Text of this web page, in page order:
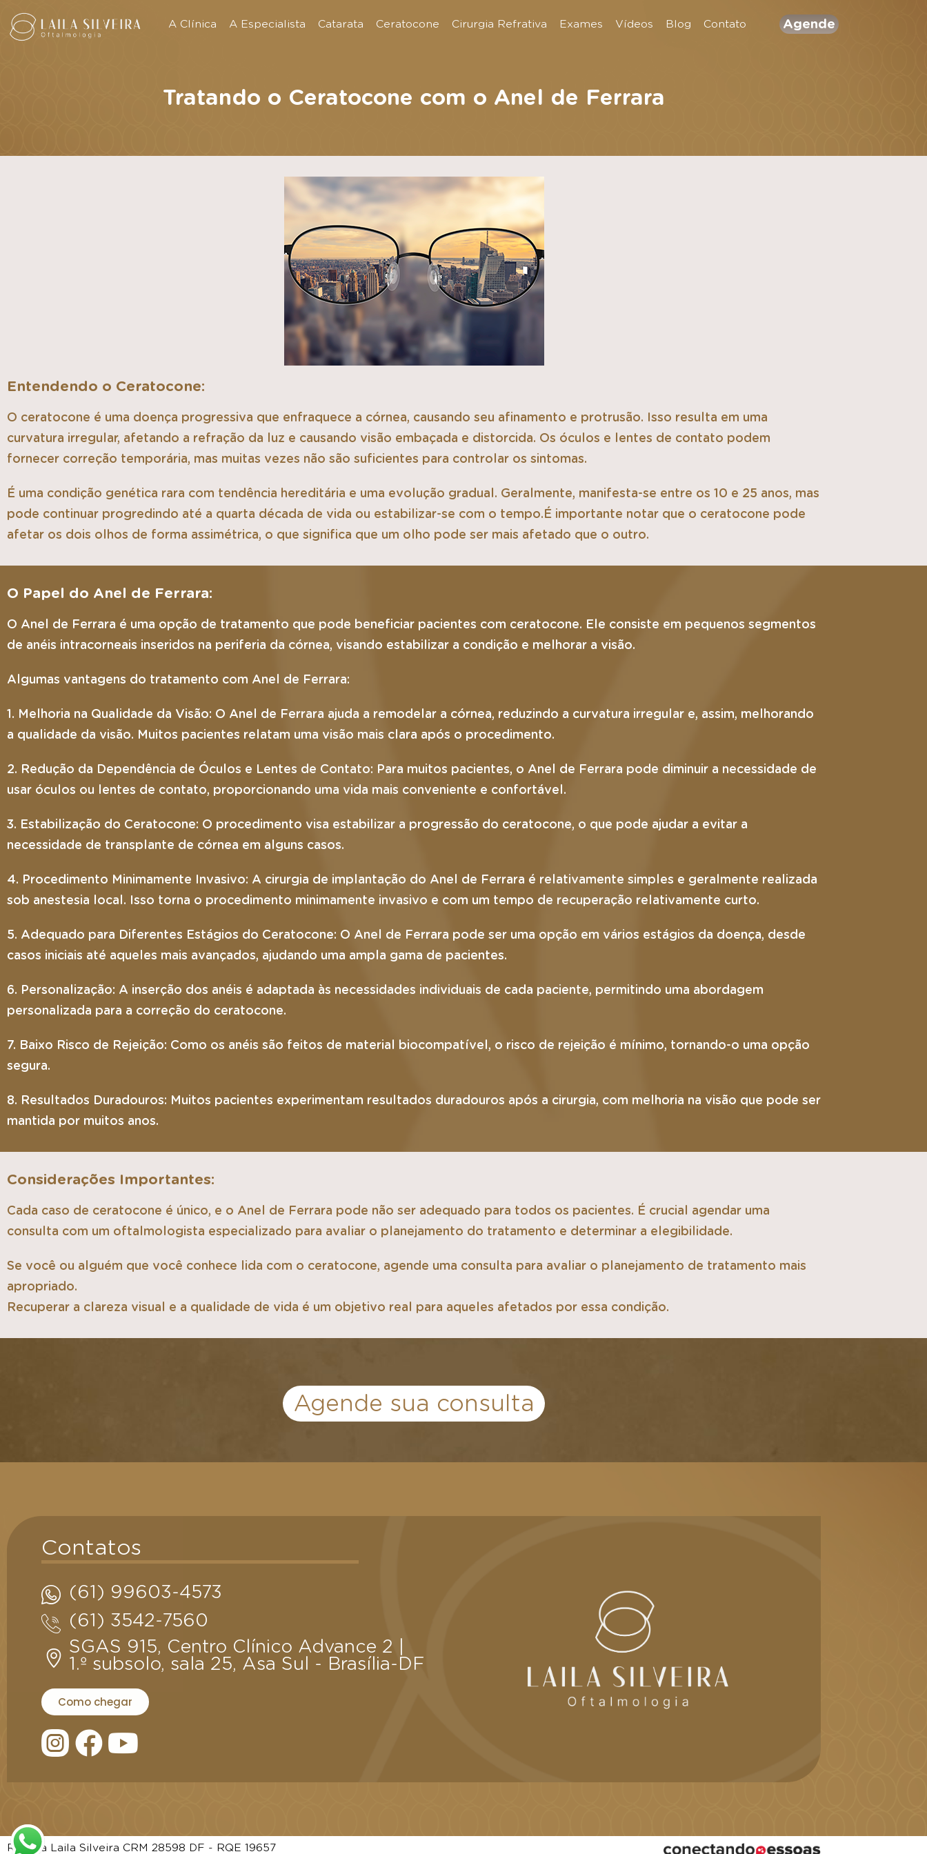
A Clínica A Especialista Catarata Ceratocone Cirurgia Refrativa Exames Vídeos Blog Contato Agende
Tratando o Ceratocone com o Anel de Ferrara
Entendendo o Ceratocone:
O ceratocone é uma doença progressiva que enfraquece a córnea, causando seu afinamento e protrusão. Isso resulta em uma
curvatura irregular, afetando a refração da luz e causando visão embaçada e distorcida. Os óculos e lentes de contato podem
fornecer correção temporária, mas muitas vezes não são suficientes para controlar os sintomas.
É uma condição genética rara com tendência hereditária e uma evolução gradual. Geralmente, manifesta-se entre os 10 e 25 anos, mas
pode continuar progredindo até a quarta década de vida ou estabilizar-se com o tempo.É importante notar que o ceratocone pode
afetar os dois olhos de forma assimétrica, o que significa que um olho pode ser mais afetado que o outro.
O Papel do Anel de Ferrara:
O Anel de Ferrara é uma opção de tratamento que pode beneficiar pacientes com ceratocone. Ele consiste em pequenos segmentos
de anéis intracorneais inseridos na periferia da córnea, visando estabilizar a condição e melhorar a visão.
Algumas vantagens do tratamento com Anel de Ferrara:
1. Melhoria na Qualidade da Visão: O Anel de Ferrara ajuda a remodelar a córnea, reduzindo a curvatura irregular e, assim, melhorando
a qualidade da visão. Muitos pacientes relatam uma visão mais clara após o procedimento.
2. Redução da Dependência de Óculos e Lentes de Contato: Para muitos pacientes, o Anel de Ferrara pode diminuir a necessidade de
usar óculos ou lentes de contato, proporcionando uma vida mais conveniente e confortável.
3. Estabilização do Ceratocone: O procedimento visa estabilizar a progressão do ceratocone, o que pode ajudar a evitar a
necessidade de transplante de córnea em alguns casos.
4. Procedimento Minimamente Invasivo: A cirurgia de implantação do Anel de Ferrara é relativamente simples e geralmente realizada
sob anestesia local. Isso torna o procedimento minimamente invasivo e com um tempo de recuperação relativamente curto.
5. Adequado para Diferentes Estágios do Ceratocone: O Anel de Ferrara pode ser uma opção em vários estágios da doença, desde
casos iniciais até aqueles mais avançados, ajudando uma ampla gama de pacientes.
6. Personalização: A inserção dos anéis é adaptada às necessidades individuais de cada paciente, permitindo uma abordagem
personalizada para a correção do ceratocone.
7. Baixo Risco de Rejeição: Como os anéis são feitos de material biocompatível, o risco de rejeição é mínimo, tornando-o uma opção
segura.
8. Resultados Duradouros: Muitos pacientes experimentam resultados duradouros após a cirurgia, com melhoria na visão que pode ser
mantida por muitos anos.
Considerações Importantes:
Cada caso de ceratocone é único, e o Anel de Ferrara pode não ser adequado para todos os pacientes. É crucial agendar uma
consulta com um oftalmologista especializado para avaliar o planejamento do tratamento e determinar a elegibilidade.
Se você ou alguém que você conhece lida com o ceratocone, agende uma consulta para avaliar o planejamento de tratamento mais
apropriado.
Recuperar a clareza visual e a qualidade de vida é um objetivo real para aqueles afetados por essa condição.
Agende sua consulta
Contatos
(61) 99603-4573
(61) 3542-7560
SGAS 915, Centro Clínico Advance 2 |
1.º subsolo, sala 25, Asa Sul - Brasília-DF
Como chegar
RT: Dra Laila Silveira CRM 28598 DF - RQE 19657